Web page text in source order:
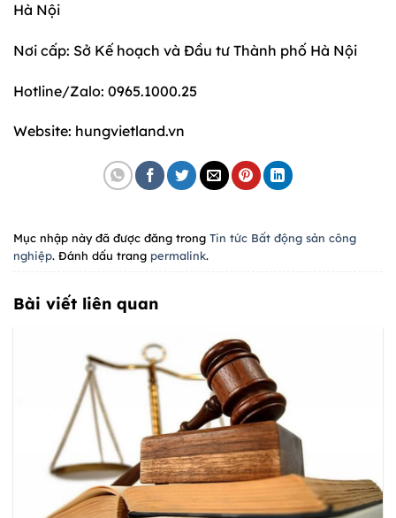
Hà Nội
Nơi cấp: Sở Kế hoạch và Đầu tư Thành phố Hà Nội
Hotline/Zalo: 0965.1000.25
Website: hungvietland.vn
Mục nhập này đã được đăng trong Tin tức Bất động sản công
nghiệp. Đánh dấu trang permalink.
Bài viết liên quan